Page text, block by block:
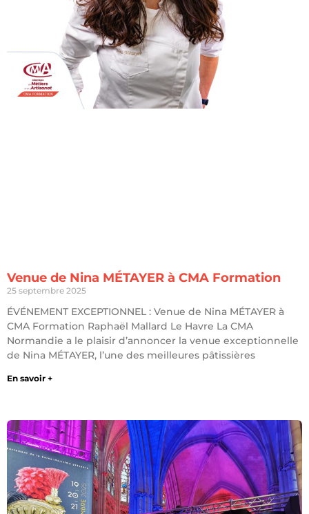
Venue de Nina MÉTAYER à CMA Formation
25 septembre 2025
ÉVÉNEMENT EXCEPTIONNEL : Venue de Nina MÉTAYER à
CMA Formation Raphaël Mallard Le Havre La CMA
Normandie a le plaisir d’annoncer la venue exceptionnelle
de Nina MÉTAYER, l’une des meilleures pâtissières
En savoir +